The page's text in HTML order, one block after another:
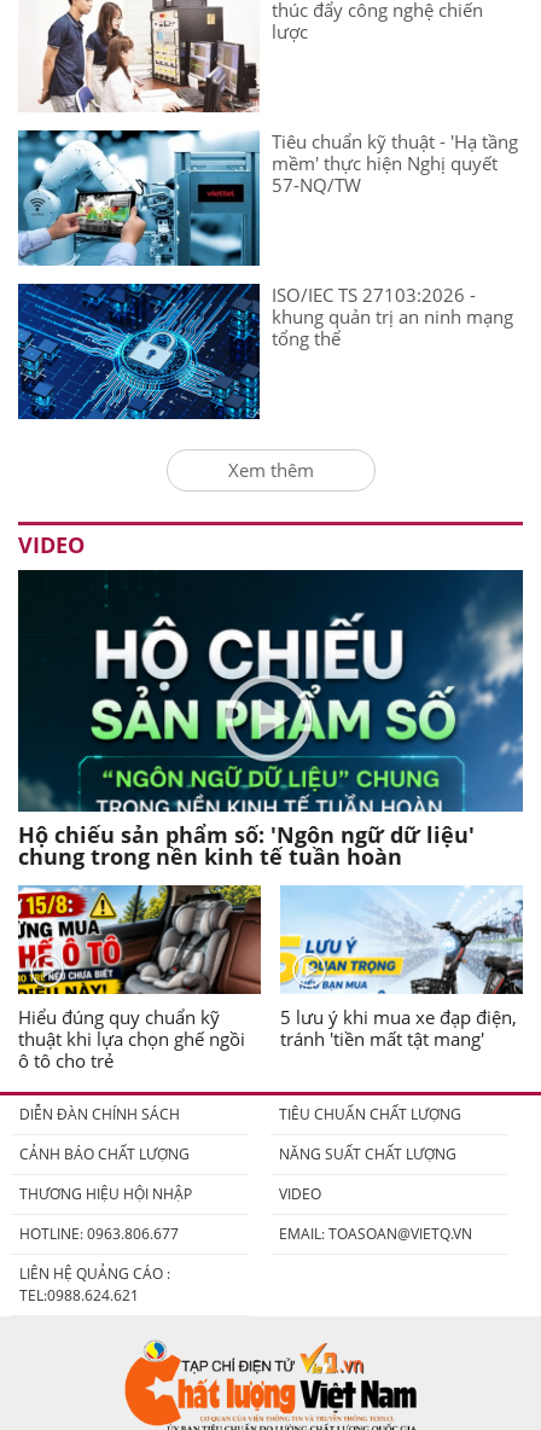
thúc đẩy công nghệ chiến
lược
Tiêu chuẩn kỹ thuật - 'Hạ tầng
mềm' thực hiện Nghị quyết
57-NQ/TW
ISO/IEC TS 27103:2026 -
khung quản trị an ninh mạng
tổng thể
Xem thêm
VIDEO
Hộ chiếu sản phẩm số: 'Ngôn ngữ dữ liệu'
chung trong nền kinh tế tuần hoàn
Hiểu đúng quy chuẩn kỹ
thuật khi lựa chọn ghế ngồi
ô tô cho trẻ
5 lưu ý khi mua xe đạp điện,
tránh 'tiền mất tật mang'
DIỄN ĐÀN CHÍNH SÁCH
TIÊU CHUẨN CHẤT LƯỢNG
CẢNH BÁO CHẤT LƯỢNG
NĂNG SUẤT CHẤT LƯỢNG
THƯƠNG HIỆU HỘI NHẬP
VIDEO
HOTLINE: 0963.806.677
EMAIL:TOASOAN@VIETQ.VN
LIÊN HỆ QUẢNG CÁO :
TEL:0988.624.621